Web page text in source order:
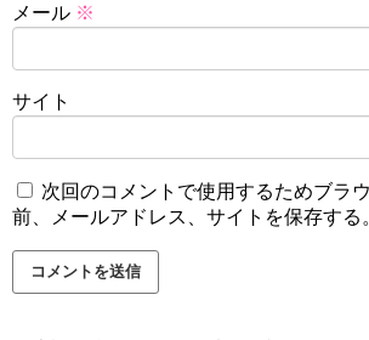
メール ※
サイト
次回のコメントで使用するためブラ
前、メールアドレス、サイトを保存する